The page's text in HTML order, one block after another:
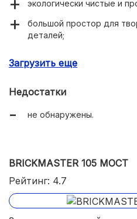
экологически чистые и
большой простор для
деталей;
доступная цена;
нет слишком мелких
Загрузить еще
Недостатки
не обнаружены.
BRICKMASTER 105 МОСТ
Рейтинг: 4.7